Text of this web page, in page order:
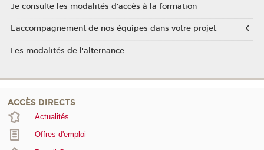
Je consulte les modalités d'accès à la formation
L'accompagnement de nos équipes dans votre projet
Les modalités de l'alternance
ACCÈS DIRECTS
Actualités
Offres d'emploi